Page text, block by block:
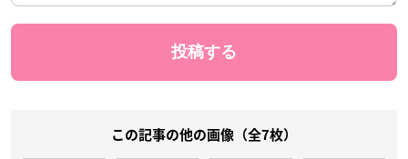
この記事の他の画像（全7枚）